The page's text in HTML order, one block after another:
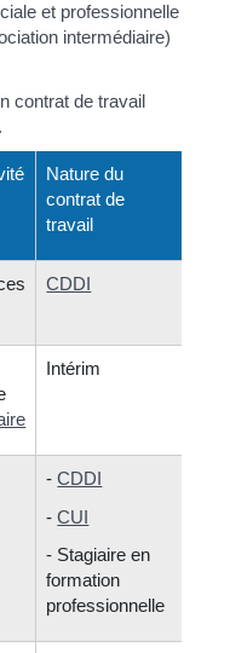
et professionnelle
intermédiaire)
contrat de travail
Nature du
contrat de
travail
CDDI
Intérim
-CDDI
-CUI
- Stagiaire en
formation
professionnelle